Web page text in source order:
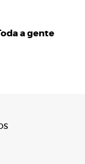
a gente